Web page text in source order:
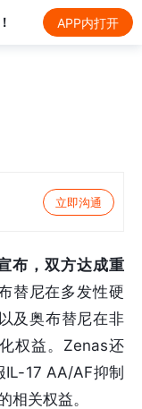
APP内打开
立即沟通
布，双方达成重
替尼在多发性硬
及奥布替尼在非
权益。Zenas还
IL-17 AA/AF抑制
相关权益。